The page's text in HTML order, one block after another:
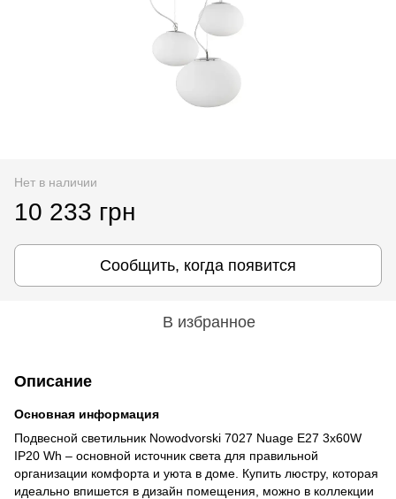
Нет в наличии
10 233 грн
Сообщить, когда появится
В избранное
Описание
Основная информация
Подвесной светильник Nowodvorski 7027 Nuage E27 3x60W
IP20 Wh – основной источник света для правильной
организации комфорта и уюта в доме. Купить люстру, которая
идеально впишется в дизайн помещения, можно в коллекции